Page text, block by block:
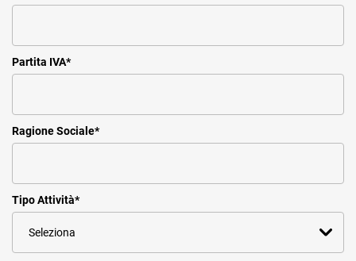
Partita IVA*
Ragione Sociale*
Tipo Attività*